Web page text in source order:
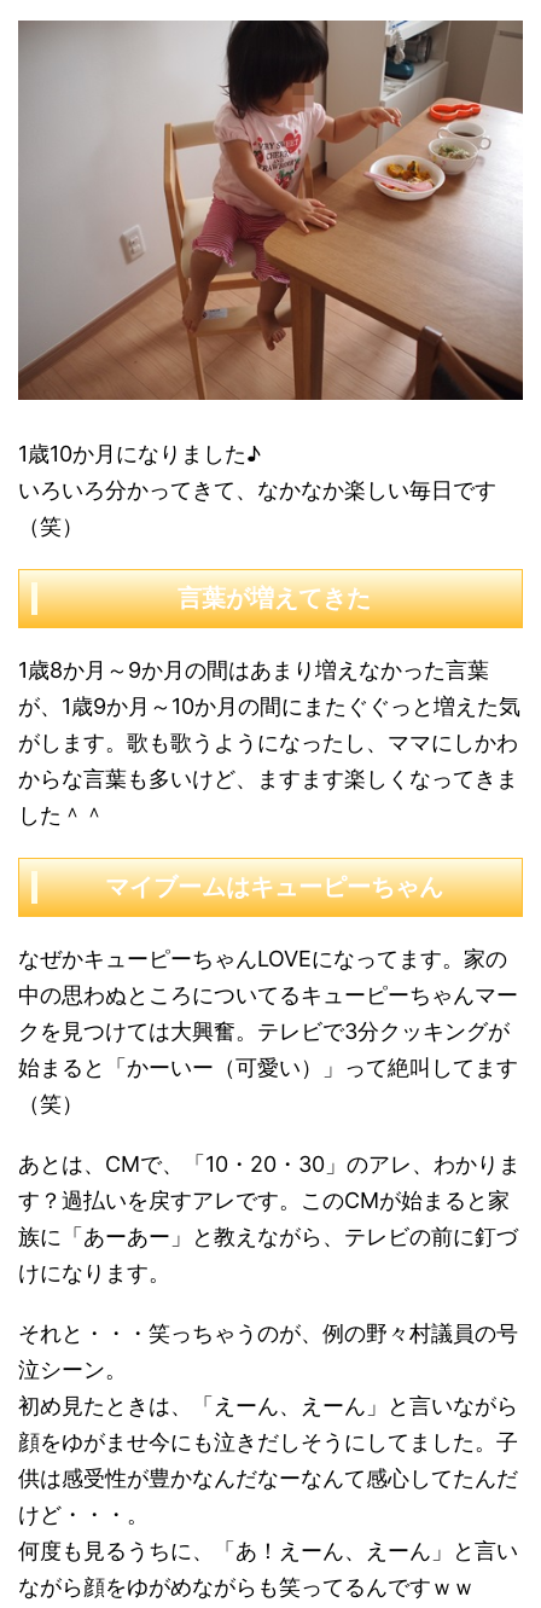
1歳10か月になりました♪
いろいろ分かってきて、なかなか楽しい毎日です
（笑）
言葉が増えてきた
1歳8か月～9か月の間はあまり増えなかった言葉
が、1歳9か月～10か月の間にまたぐぐっと増えた気
がします。歌も歌うようになったし、ママにしかわ
からな言葉も多いけど、ますます楽しくなってきま
した＾＾
マイブームはキューピーちゃん
なぜかキューピーちゃんLOVEになってます。家の
中の思わぬところについてるキューピーちゃんマー
クを見つけては大興奮。テレビで3分クッキングが
始まると「かーいー（可愛い）」って絶叫してます
（笑）
あとは、CMで、「10・20・30」のアレ、わかりま
す？過払いを戻すアレです。このCMが始まると家
族に「あーあー」と教えながら、テレビの前に釘づ
けになります。
それと・・・笑っちゃうのが、例の野々村議員の号
泣シーン。
初め見たときは、「えーん、えーん」と言いながら
顔をゆがませ今にも泣きだしそうにしてました。子
供は感受性が豊かなんだなーなんて感心してたんだ
けど・・・。
何度も見るうちに、「あ！えーん、えーん」と言い
ながら顔をゆがめながらも笑ってるんですｗｗ